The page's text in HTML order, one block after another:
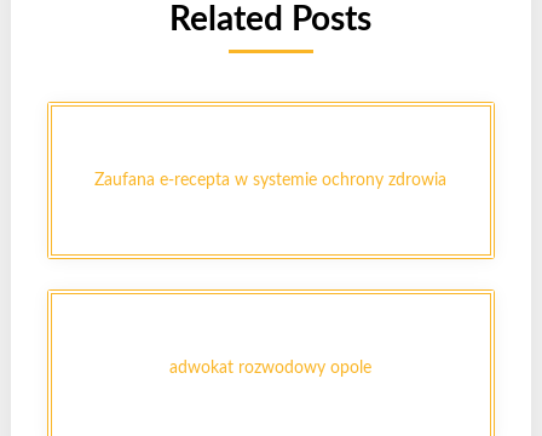
Related Posts
Zaufana e-recepta w systemie ochrony zdrowia
adwokat rozwodowy opole